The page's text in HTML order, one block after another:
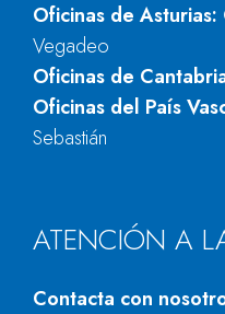
Oficinas de Asturias:
Vegadeo
Oficinas de
Oficinas del País
Sebastián
ATENCIÓN A
Contacta con